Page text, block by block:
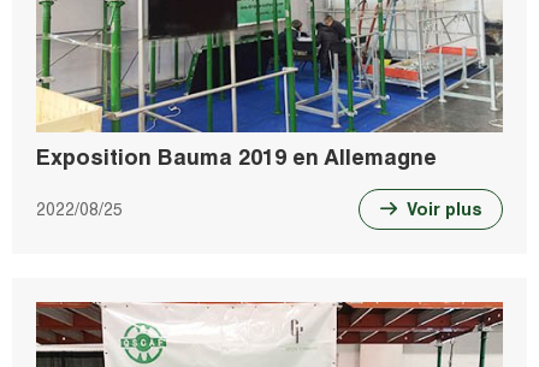
Exposition Bauma 2019 en Allemagne
2022/08/25 Voir plus